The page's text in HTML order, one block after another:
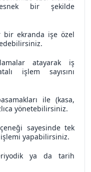
bir şekilde
bir ekranda işe özel
atayarak iş
işlem sayısını
ile (kasa,
yönetebilirsiniz.
sayesinde tek
yapabilirsiniz.
ya da tarih